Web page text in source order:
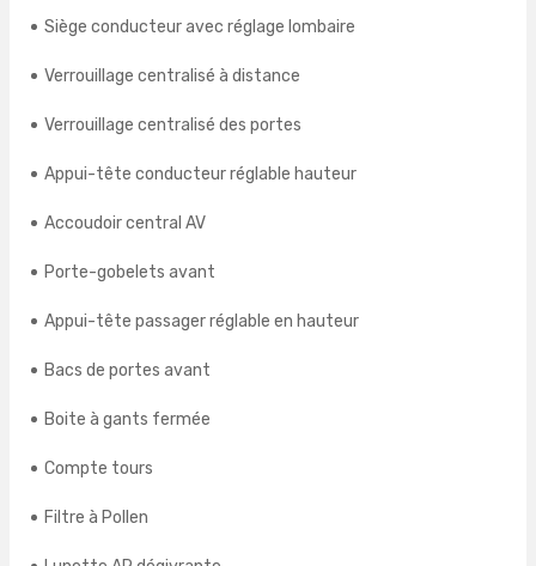
Siège conducteur avec réglage lombaire
Verrouillage centralisé à distance
Verrouillage centralisé des portes
Appui-tête conducteur réglable hauteur
Accoudoir central AV
Porte-gobelets avant
Appui-tête passager réglable en hauteur
Bacs de portes avant
Boite à gants fermée
Compte tours
Filtre à Pollen